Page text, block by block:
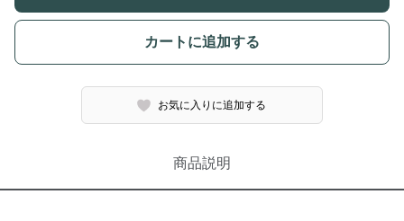
カートに追加する
お気に入りに追加する
商品説明